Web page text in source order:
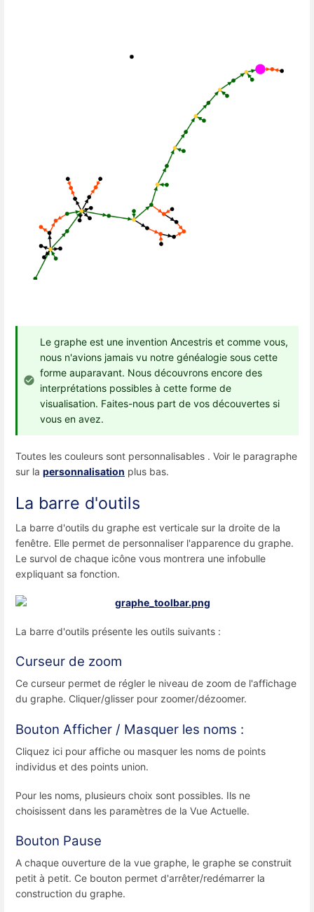
Le graphe est une invention Ancestris et comme vous,
nous n'avions jamais vu notre généalogie sous cette
forme auparavant. Nous découvrons encore des
interprétations possibles à cette forme de
visualisation. Faites-nous part de vos découvertes si
vous en avez.
Toutes les couleurs sont personnalisables . Voir le paragraphe
sur la personnalisation plus bas.
La barre d'outils
La barre d'outils du graphe est verticale sur la droite de la
fenêtre. Elle permet de personnaliser l'apparence du graphe.
Le survol de chaque icône vous montrera une infobulle
expliquant sa fonction.
La barre d'outils présente les outils suivants :
Curseur de zoom
Ce curseur permet de régler le niveau de zoom de l'affichage
du graphe. Cliquer/glisser pour zoomer/dézoomer.
Bouton Afficher / Masquer les noms :
Cliquez ici pour affiche ou masquer les noms de points
individus et des points union.
Pour les noms, plusieurs choix sont possibles. Ils ne
choisissent dans les paramètres de la Vue Actuelle.
Bouton Pause
A chaque ouverture de la vue graphe, le graphe se construit
petit à petit. Ce bouton permet d'arrêter/redémarrer la
construction du graphe.